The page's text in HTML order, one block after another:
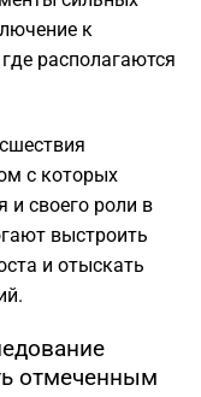
к
располагаются
с которых
и своего роли в
выстроить
и отыскать
отмеченным